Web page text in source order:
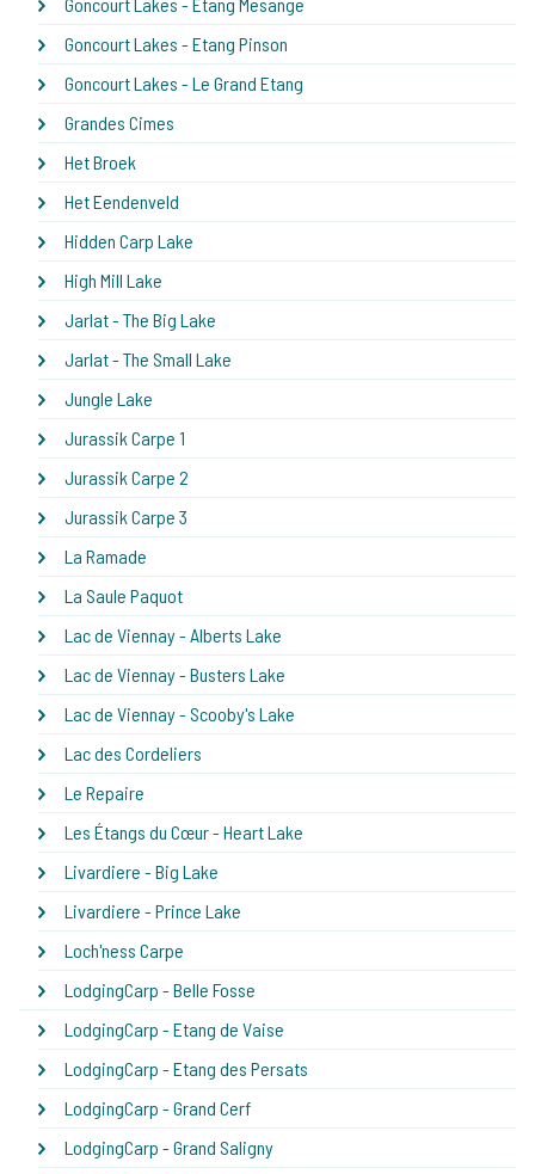
Goncourt Lakes - Etang Pinson
Goncourt Lakes - Le Grand Etang
Grandes Cimes
Het Broek
Het Eendenveld
Hidden Carp Lake
High Mill Lake
Jarlat - The Big Lake
Jarlat - The Small Lake
Jungle Lake
Jurassik Carpe 1
Jurassik Carpe 2
Jurassik Carpe 3
La Ramade
La Saule Paquot
Lac de Viennay - Alberts Lake
Lac de Viennay - Busters Lake
Lac de Viennay - Scooby's Lake
Lac des Cordeliers
Le Repaire
Les Étangs du Cœur - Heart Lake
Livardiere - Big Lake
Livardiere - Prince Lake
Loch'ness Carpe
LodgingCarp - Belle Fosse
LodgingCarp - Etang de Vaise
LodgingCarp - Etang des Persats
LodgingCarp - Grand Cerf
LodgingCarp - Grand Saligny